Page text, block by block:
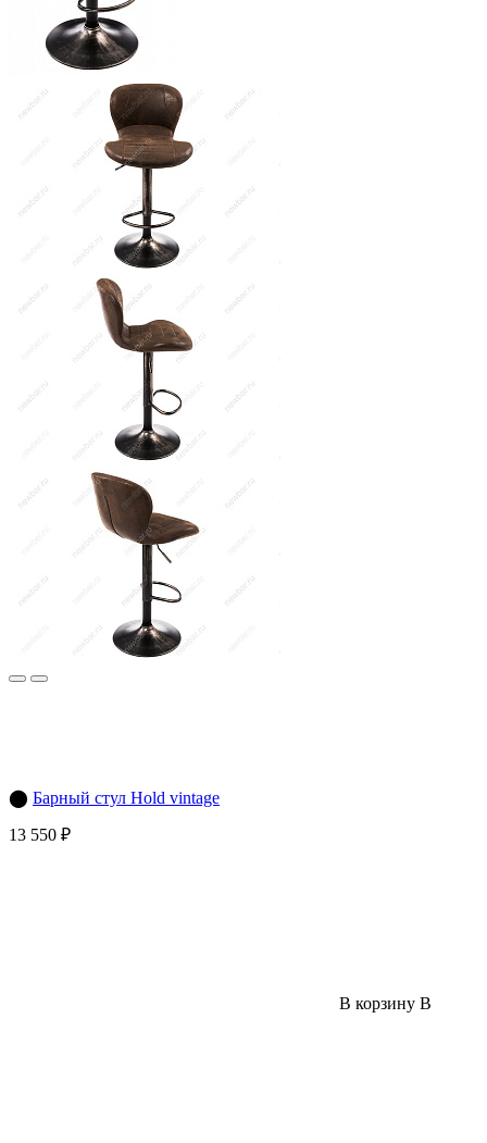
⬤ Барный стул Hold vintage
13 550 ₽
В корзину В